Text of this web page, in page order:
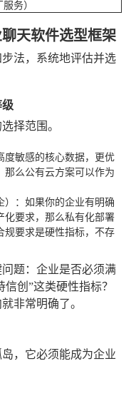
务）
天软件选型框架
法，系统地评估并选
择范围。
度敏感的核心数据，更优
么公有云方案可以作为
：如果你的企业有明确
化要求，那么私有化部署
规要求是硬性指标，不存
题：企业是否必须满
创”这类硬性指标？
非常明确了。
，它必须能成为企业